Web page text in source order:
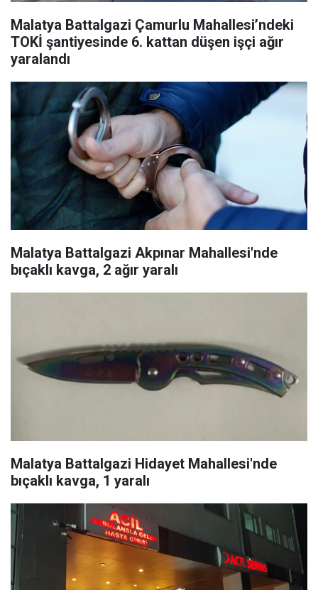
Malatya Battalgazi Çamurlu Mahallesi’ndeki
TOKİ şantiyesinde 6. kattan düşen işçi ağır
yaralandı
Malatya Battalgazi Akpınar Mahallesi'nde
bıçaklı kavga, 2 ağır yaralı
Malatya Battalgazi Hidayet Mahallesi'nde
bıçaklı kavga, 1 yaralı